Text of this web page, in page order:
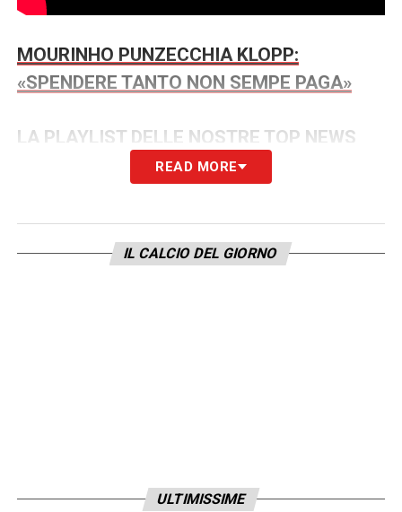
MOURINHO PUNZECCHIA KLOPP:
«SPENDERE TANTO NON SEMPE PAGA»
LA PLAYLIST DELLE NOSTRE TOP NEWS
READ MORE
IL CALCIO DEL GIORNO
ULTIMISSIME